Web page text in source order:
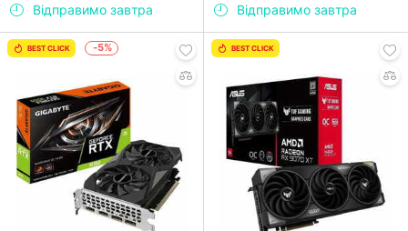
Відправимо завтра
Відправимо завтра
BEST CLICK -5% BEST CLICK